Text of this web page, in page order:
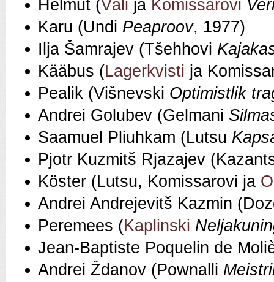
Helmut (Väli ja Komissarovi
Karu (Undi Peaproov, 1977)
Ilja Šamrajev (Tšehhovi
Kääbus (Lagerkvisti ja
Pealik (Višnevski Optimistlik
Andrei Golubev (Gelmani
Saamuel Pliuhkam (Lutsu
Pjotr Kuzmitš Rjazajev
Köster (Lutsu, Komissarovi ja
Andrei Andrejevitš Kazmin
Peremees (Kaplinski
Jean-Baptiste Poquelin de
Andrei Ždanov (Pownalli